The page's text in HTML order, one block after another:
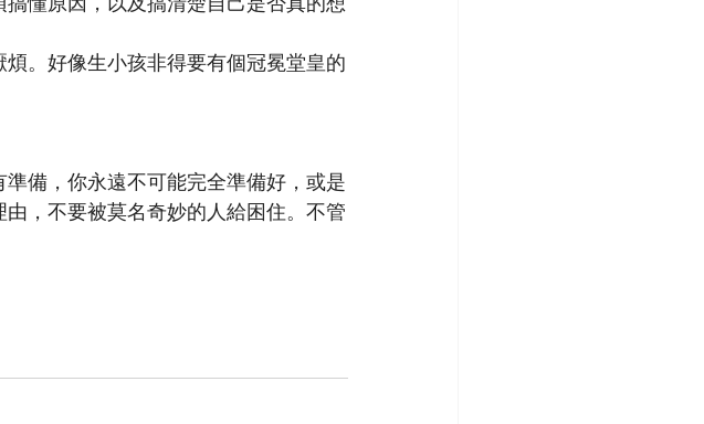
。好像生小孩非得要有個冠冕堂皇的
備，你永遠不可能完全準備好，或是
，不要被莫名奇妙的人給困住。不管